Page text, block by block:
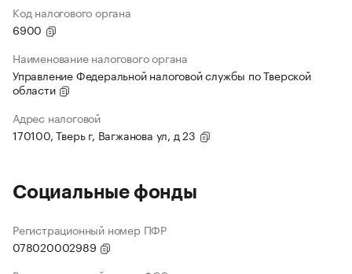
Код налогового органа
6900
Наименование налогового органа
Управление Федеральной налоговой службы по Тверской
области
Адрес налоговой
170100, Тверь г, Вагжанова ул, д 23
Социальные фонды
Регистрационный номер ПФР
078020002989